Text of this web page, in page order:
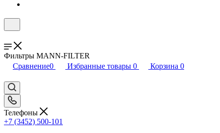
Фильтры MANN-FILTER
Сравнение0 Избранные товары 0 Корзина 0
Телефоны
+7 (3452) 500-101